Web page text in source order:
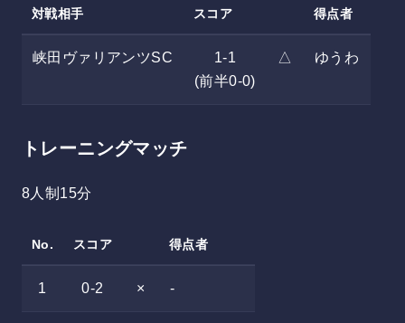
対戦相手 スコア 得点者
峡田ヴァリアンツSC
1-1
(前半0-0)
△ ゆうわ
トレーニングマッチ
8人制15分
No. スコア 得点者
1 0-2 × -